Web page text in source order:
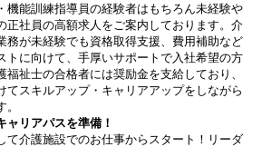
機能訓練指導員の経験者はもちろん未経験や
正社員の高額求人をご案内しております。介
務が未経験でも資格取得支援、費用補助など
トに向けて、手厚いサポートで入社希望の方
福祉士の合格者には奨励金を支給しており、
てスキルアップ・キャリアアップをしながら
ャリアパスを準備！
て介護施設でのお仕事からスタート！リーダ